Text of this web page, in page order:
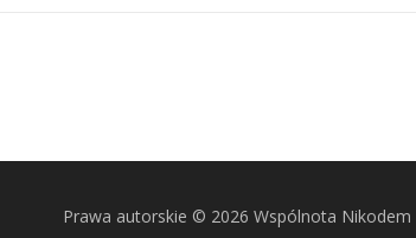
Prawa autorskie © 2026 Wspólnota Nikodem